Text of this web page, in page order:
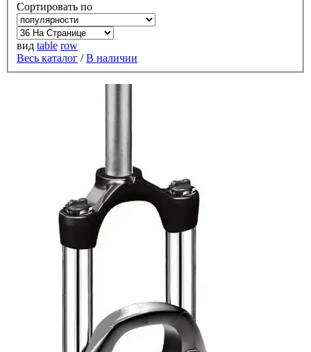
Сортировать по
вид table row
Весь каталог /В наличии